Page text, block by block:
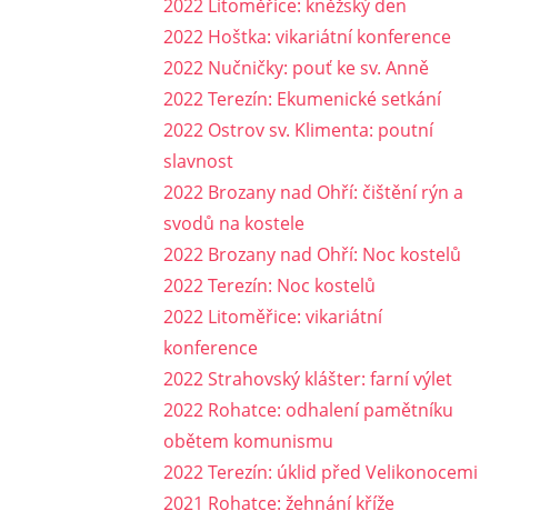
2022 Litoměřice: kněžský den
2022 Hoštka: vikariátní konference
2022 Nučničky: pouť ke sv. Anně
2022 Terezín: Ekumenické setkání
2022 Ostrov sv. Klimenta: poutní
slavnost
2022 Brozany nad Ohří: čištění rýn a
svodů na kostele
2022 Brozany nad Ohří: Noc kostelů
2022 Terezín: Noc kostelů
2022 Litoměřice: vikariátní
konference
2022 Strahovský klášter: farní výlet
2022 Rohatce: odhalení pamětníku
obětem komunismu
2022 Terezín: úklid před Velikonocemi
2021 Rohatce: žehnání kříže